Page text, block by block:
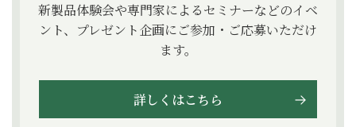
新製品体験会や専門家によるセミナーなどのイベ
ント、プレゼント企画にご参加・ご応募いただけ
ます。
詳しくはこちら